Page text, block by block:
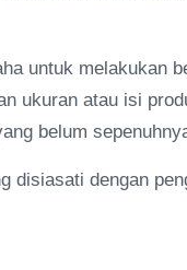
untuk melakukan
ukuran atau isi
belum
disiasati dengan